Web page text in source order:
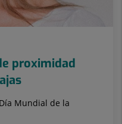
proximidad
Mundial de la